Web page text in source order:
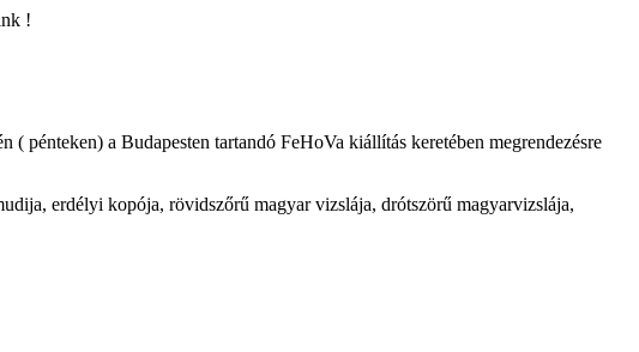
!
pénteken) a Budapesten tartandó FeHoVa kiállítás keretében megrendezésre
erdélyi kopója, rövidszőrű magyar vizslája, drótszörű magyarvizslája,